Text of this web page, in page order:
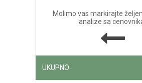
Molimo vas markirajte
analize sa
UKUPNO: